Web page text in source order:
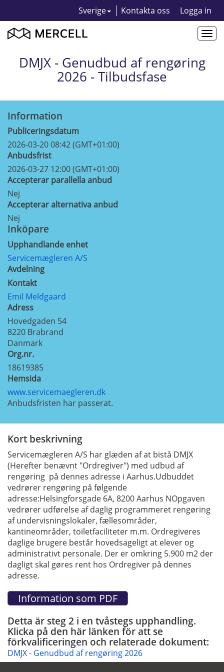
Sverige Kontakta oss Logga in
DMJX - Genudbud af rengøring
2026 - Tilbudsfase
Information
Publiceringsdatum
2026-03-20 08:42 (GMT+01:00)
Anbudsfrist
2026-03-27 12:00 (GMT+01:00)
Accepterar parallella anbud
Nej
Accepterar alternativa anbud
Nej
Inköpare
Upphandlande enhet
Servicemægleren A/S
Avdelning
Kontakt
Emil Meldgaard
Adress
Hovedgaden 54
8220 Brabrand
Danmark
Org.nr.
18619385
Hemsida
www.servicemaegleren.dk
Anbudsfristen har passerat.
Kort beskrivning
Servicemægleren A/S har glæden af at bistå DMJX
(Herefter benævnt "Ordregiver") med udbud af
rengøring på dennes adresse i Aarhus.Udbuddet
vedrører rengøring på følgende
adresse:Helsingforsgade 6A, 8200 Aarhus NOpgaven
vedrører udførelse af daglig programmeret rengøring
af undervisningslokaler, fællesområder,
kantineområder, toiletfaciliteter m.m. Ordregiveres
daglige brugere består hovedsageligt at elever og
administrativt personale. Der er omkring 5.900 m2 der
dagligt skal gøres rent hos Ordregiver på dennes
adresse.
Detta är steg 2 i en tvåstegs upphandling.
Klicka på den här länken för att se
förkvalificeringen och relaterade dokument:
DMJX - Genudbud af rengøring 2026